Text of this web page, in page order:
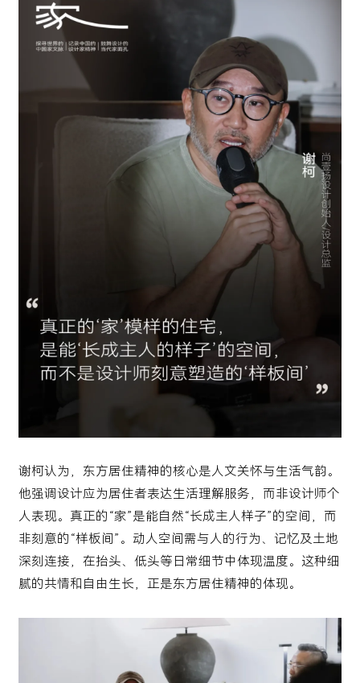
谢柯认为，东方居住精神的核心是人文关怀与生活气韵。
他强调设计应为居住者表达生活理解服务，而非设计师个
人表现。真正的“家”是能自然“长成主人样子”的空间，而
非刻意的“样板间”。动人空间需与人的行为、记忆及土地
深刻连接，在抬头、低头等日常细节中体现温度。这种细
腻的共情和自由生长，正是东方居住精神的体现。